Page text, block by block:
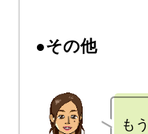
●その他
も